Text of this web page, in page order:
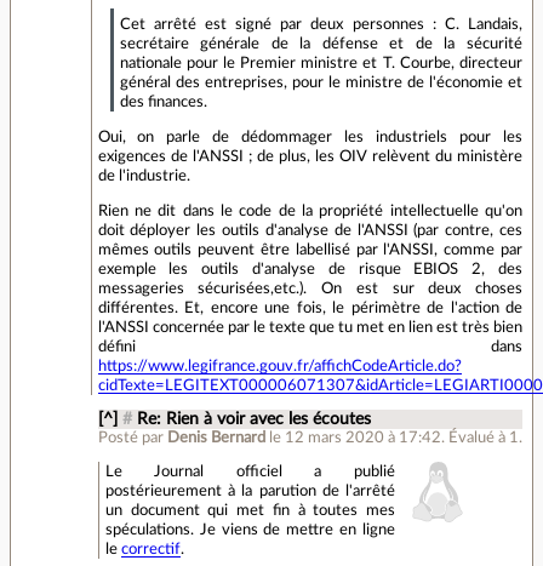
Cet arrêté est signé par deux personnes : C. Landais,
secrétaire générale de la défense et de la sécurité
nationale pour le Premier ministre et T. Courbe, directeur
général des entreprises, pour le ministre de l'économie et
des finances.
Oui, on parle de dédommager les industriels pour les
exigences de l'ANSSI ; de plus, les OIV relèvent du ministère
de l'industrie.
Rien ne dit dans le code de la propriété intellectuelle qu'on
doit déployer les outils d'analyse de l'ANSSI (par contre, ces
mêmes outils peuvent être labellisé par l'ANSSI, comme par
exemple les outils d'analyse de risque EBIOS 2, des
messageries sécurisées,etc.). On est sur deux choses
différentes. Et, encore une fois, le périmètre de l'action de
l'ANSSI concernée par le texte que tu met en lien est très bien
défini dans
https://www.legifrance.gouv.fr/affichCodeArticle.do?
[^] # Re: Rien à voir avec les écoutes
Posté par Denis Bernard le 12 mars 2020 à 17:42. Évalué à 1 .
Le Journal officiel a publié
postérieurement à la parution de l'arrêté
un document qui met fin à toutes mes
spéculations. Je viens de mettre en ligne
le correctif.